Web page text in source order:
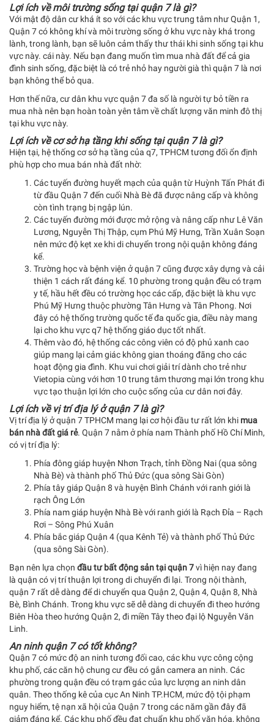
Lợi ích về môi trường sống tại quận 7 là gì?
Với mật độ dân cư khá ít so với các khu vực trung tâm như Quận 1,
Quận 7 có không khí và môi trường sống ở khu vực này khá trong
lành, trong lành, bạn sẽ luôn cảm thấy thư thái khi sinh sống tại khu
vực này. cái này. Nếu bạn đang muốn tìm mua nhà đất để cả gia
đình sinh sống, đặc biệt là có trẻ nhỏ hay người già thì quận 7 là nơi
bạn không thể bỏ qua.
Hơn thế nữa, cư dân khu vực quận 7 đa số là người tự bỏ tiền ra
mua nhà nên bạn hoàn toàn yên tâm về chất lượng văn minh đô thị
tại khu vực này.
Lợi ích về cơ sở hạ tầng khi sống tại quận 7 là gì?
Hiện tại, hệ thống cơ sở hạ tầng của q7, TPHCM tương đối ổn định
phù hợp cho mua bán nhà đất nhờ:
Các tuyến đường huyết mạch của quận từ Huỳnh Tấn Phát đi
từ đầu Quận 7 đến cuối Nhà Bè đã được nâng cấp và không
còn tình trạng bị ngập lún.
Các tuyến đường mới được mở rộng và nâng cấp như Lê Văn
Lương, Nguyễn Thị Thập, cụm Phú Mỹ Hưng, Trần Xuân Soạn
nên mức độ kẹt xe khi di chuyển trong nội quận không đáng
kể.
Trường học và bệnh viện ở quận 7 cũng được xây dựng và cải
thiện 1 cách rất đáng kể. 10 phường trong quận đều có trạm
y tế, hầu hết đều có trường học các cấp, đặc biệt là khu vực
Phú Mỹ Hưng thuộc phường Tân Hưng và Tân Phong. Nơi
đây có hệ thống trường quốc tế đa quốc gia, điều này mang
lại cho khu vực q7 hệ thống giáo dục tốt nhất.
Thêm vào đó, hệ thống các công viên có độ phủ xanh cao
giúp mang lại cảm giác không gian thoáng đãng cho các
hoạt động gia đình. Khu vui chơi giải trí dành cho trẻ như
Vietopia cùng với hơn 10 trung tâm thương mại lớn trong khu
vực tạo thuận lợi lớn cho cuộc sống của cư dân nơi đây.
Lợi ích về vị trí địa lý ở quận 7 là gì?
Vị trí địa lý ở quận 7 TPHCM mang lại cơ hội đầu tư rất lớn khi mua
bán nhà đất giá rẻ. Quận 7 nằm ở phía nam Thành phố Hồ Chí Minh,
có vị trí địa lý:
Phía đông giáp huyện Nhơn Trạch, tỉnh Đồng Nai (qua sông
Nhà Bè) và thành phố Thủ Đức (qua sông Sài Gòn)
Phía tây giáp Quận 8 và huyện Bình Chánh với ranh giới là
rạch Ông Lớn
Phía nam giáp huyện Nhà Bè với ranh giới là Rạch Đỉa – Rạch
Rơi – Sông Phú Xuân
Phía bắc giáp Quận 4 (qua Kênh Tẻ) và thành phố Thủ Đức
(qua sông Sài Gòn).
Bạn nên lựa chọn đầu tư bất động sản tại quận 7vì hiện nay đang
là quận có vị trí thuận lợi trong di chuyển đi lại. Trong nội thành,
quận 7 rất dễ dàng để di chuyển qua Quận 2, Quận 4, Quận 8, Nhà
Bè, Bình Chánh. Trong khu vực sẽ dễ dàng di chuyển đi theo hướng
Biên Hòa theo hướng Quận 2, đi miền Tây theo đại lộ Nguyễn Văn
Linh.
An ninh quận 7 có tốt không?
Quận 7 có mức độ an ninh tương đối cao, các khu vực công cộng
khu phố, các căn hộ chung cư đều có gắn camera an ninh. Các
phường trong quận đều có trạm gác của lực lượng an ninh dân
quân. Theo thống kê của cục An Ninh TP.HCM, mức độ tội phạm
nguy hiểm, tệ nạn xã hội của Quận 7 trong các năm gần đây đã
giảm đáng kể. Các khu phố đều đạt chuẩn khu phố văn hóa, không